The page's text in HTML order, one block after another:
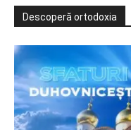
Descoperă ortodoxia